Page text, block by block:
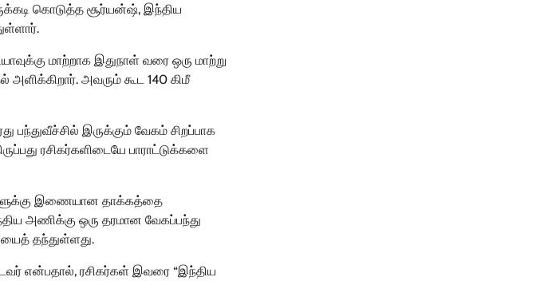
கொடுத்த சூர்யன்ஷ், இந்திய
மாற்றாக இதுநாள் வரை ஒரு மாற்று
அளிக்கிறார். அவரும் கூட 140 கிமீ
பந்துவீச்சில் இருக்கும் வேகம் சிறப்பாக
ரசிகர்களிடையே பாராட்டுக்களை
இணையான தாக்கத்தை
அணிக்கு ஒரு தரமான வேகப்பந்து
தந்துள்ளது.
என்பதால், ரசிகர்கள் இவரை “இந்திய